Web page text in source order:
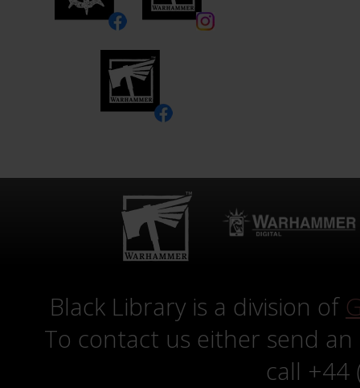
Black Library is a division of
To contact us either send
call +44